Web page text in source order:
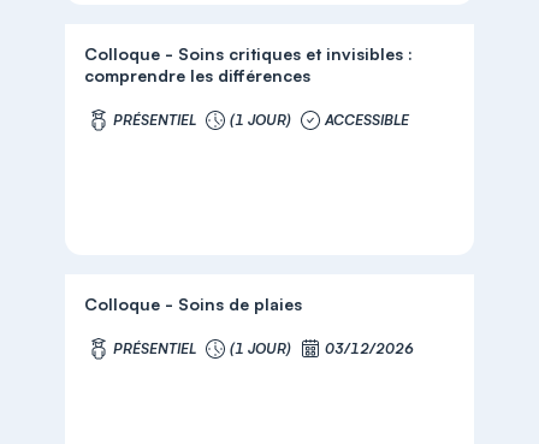
Colloque - Soins critiques et invisibles :
comprendre les différences
PRÉSENTIEL (1 JOUR) ACCESSIBLE
Colloque - Soins de plaies
PRÉSENTIEL (1 JOUR) 03/12/2026